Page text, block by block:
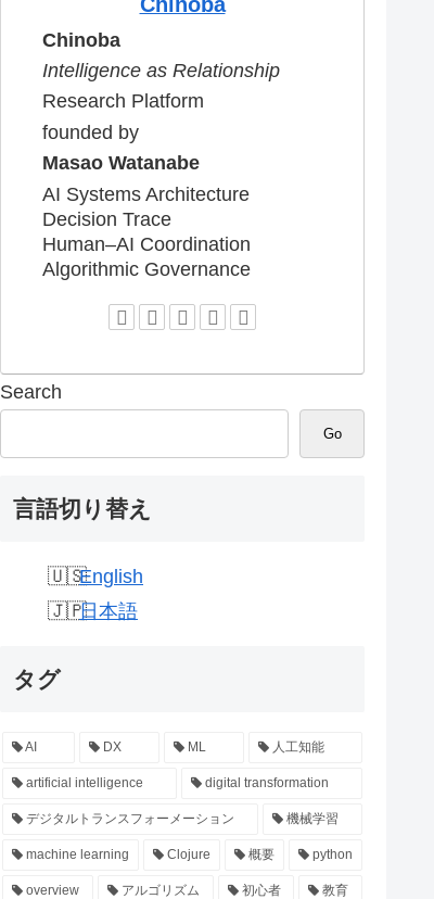
Chinoba
Intelligence as Relationship
Research Platform
founded by
Masao Watanabe
AI Systems Architecture
Decision Trace
Human–AI Coordination
Algorithmic Governance
Search
Go
言語切り替え
English
日本語
タグ
AI DX ML 人工知能
artificial intelligence digital transformation
デジタルトランスフォーメーション 機械学習
machine learning Clojure 概要 python
overview アルゴリズム 初心者 教育